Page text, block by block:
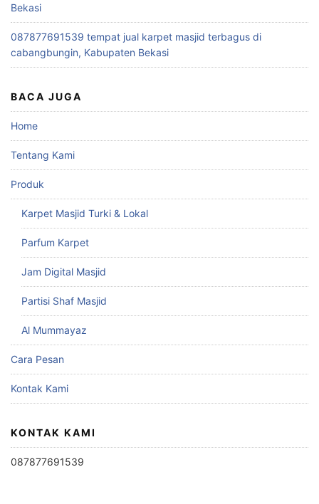
Bekasi
087877691539 tempat jual karpet masjid terbagus di
cabangbungin, Kabupaten Bekasi
BACA JUGA
Home
Tentang Kami
Produk
Karpet Masjid Turki & Lokal
Parfum Karpet
Jam Digital Masjid
Partisi Shaf Masjid
Al Mummayaz
Cara Pesan
Kontak Kami
KONTAK KAMI
087877691539